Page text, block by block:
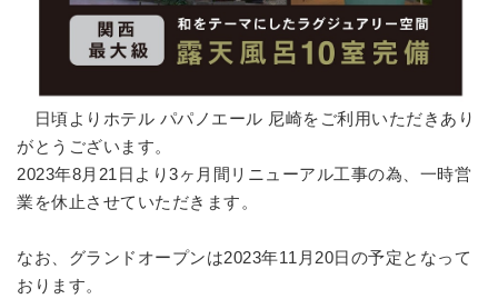
日頃よりホテル パパノエール 尼崎をご利用いただきあり
がとうございます。
2023年8月21日より3ヶ月間リニューアル工事の為、一時営
業を休止させていただきます。
なお、グランドオープンは2023年11月20日の予定となって
おります。